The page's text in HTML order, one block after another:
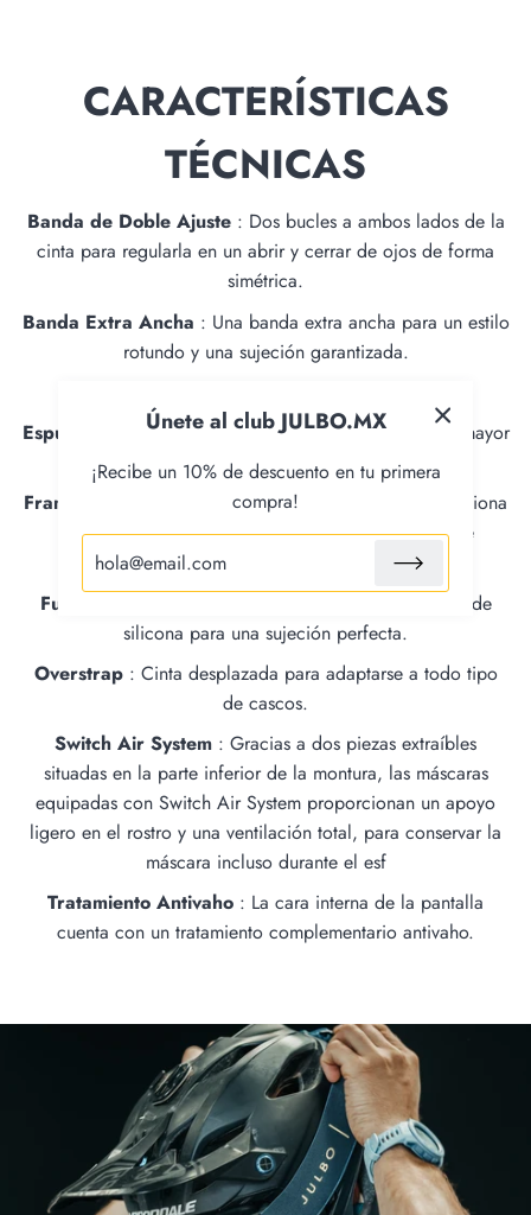
CARACTERÍSTICAS
TÉCNICAS
Banda de Doble Ajuste: Dos bucles a ambos lados de la
cinta para regularla en un abrir y cerrar de ojos de forma
simétrica.
Banda Extra Ancha : Una banda extra ancha para un estilo
rotundo y una sujeción garantizada.
Espuma Soft Confort : Espuma mono densidad para mayor
confort y una capa soft para un tacto más suave.
Frameless Construction
: Marco delgado que proporciona
un amplio campo de visión para una experiencia de
visualización alta y sin obstáculos.
Full Silicone Strap
: Cinta reforzada con una banda de
silicona para una sujeción perfecta.
Overstrap: Cinta desplazada para adaptarse a todo tipo
de cascos.
Switch Air System : Gracias a dos piezas extraíbles
situadas en la parte inferior de la montura, las máscaras
equipadas con Switch Air System proporcionan un apoyo
ligero en el rostro y una ventilación total, para conservar la
máscara incluso durante el esf
Tratamiento Antivaho : La cara interna de la pantalla
cuenta con un tratamiento complementario antivaho.
Únete al club JULBO.MX
¡Recibe un 10% de descuento en tu primera
compra!